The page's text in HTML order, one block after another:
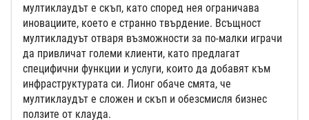
мултиклаудът е скъп, като според нея ограничава
иновациите, което е странно твърдение. Всъщност
мултикладуът отваря възможности за по-малки играчи
да привличат големи клиенти, като предлагат
специфични функции и услуги, които да добавят към
инфраструктурата си. Лионг обаче смята, че
мултиклаудът е сложен и скъп и обезсмисля бизнес
ползите от клауда.